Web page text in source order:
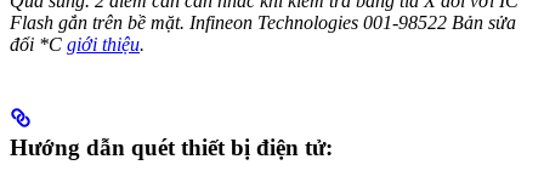
Flash gắn trên bề mặt. Infineon Technologies 001-98522 Bản sửa
đổi *C giới thiệu.
Hướng dẫn quét thiết bị điện tử: